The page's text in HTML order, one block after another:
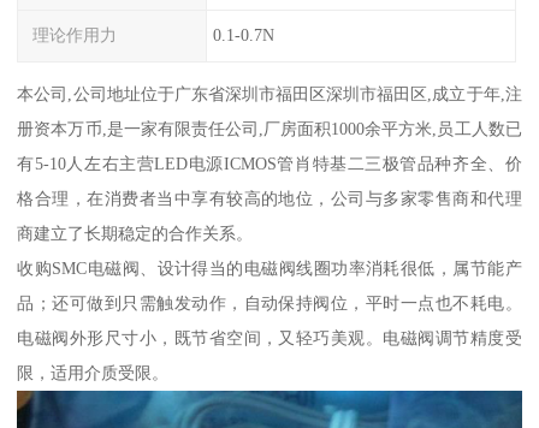
理论作用力 0.1-0.7N
本公司,公司地址位于广东省深圳市福田区深圳市福田区,成立于年,注
册资本万币,是一家有限责任公司,厂房面积1000余平方米,员工人数已
有5-10人左右主营LED电源ICMOS管肖特基二三极管品种齐全、价
格合理，在消费者当中享有较高的地位，公司与多家零售商和代理
商建立了长期稳定的合作关系。
收购SMC电磁阀、设计得当的电磁阀线圈功率消耗很低，属节能产
品；还可做到只需触发动作，自动保持阀位，平时一点也不耗电。
电磁阀外形尺寸小，既节省空间，又轻巧美观。电磁阀调节精度受
限，适用介质受限。